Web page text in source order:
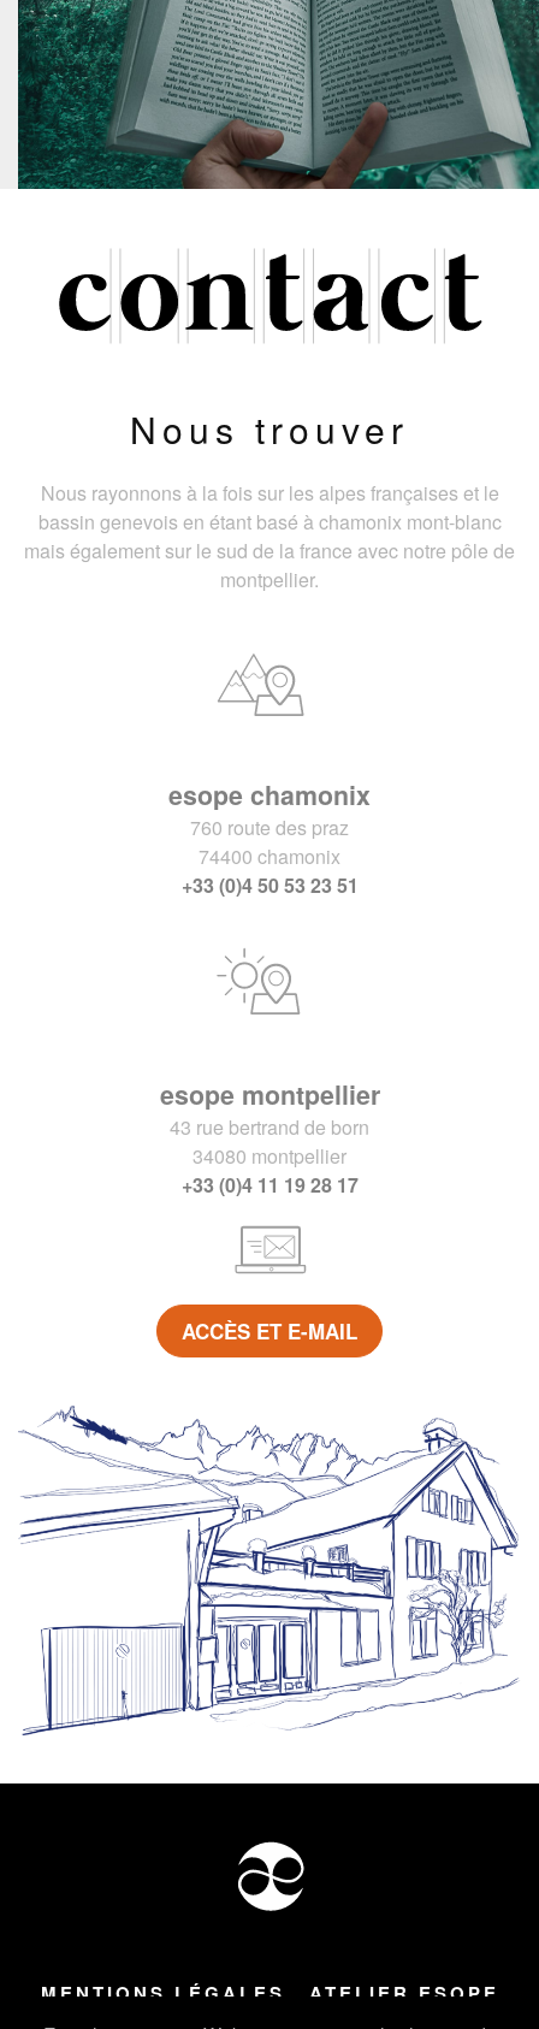
Nous trouver
Nous rayonnons à la fois sur les alpes françaises et le
bassin genevois en étant basé à chamonix mont-blanc
mais également sur le sud de la france avec notre pôle de
montpellier.
esope chamonix
760 route des praz
74400 chamonix
+33 (0)4 50 53 23 51
esope montpellier
43 rue bertrand de born
34080 montpellier
+33 (0)4 11 19 28 17
ACCÈS ET E-MAIL
MENTIONS LÉGALES ATELIER ESOPE